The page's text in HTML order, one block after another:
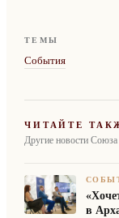
ТЕМЫ
События
ЧИТАЙТЕ
Другие новости Союза
в